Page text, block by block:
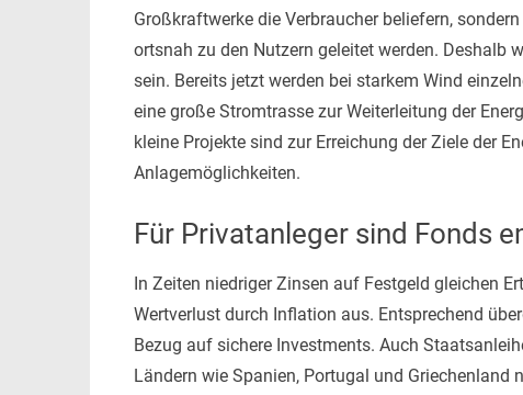
Großkraftwerke die Verbraucher beliefern,
ortsnah zu den Nutzern geleitet werden. Deshalb
sein. Bereits jetzt werden bei starkem Wind
eine große Stromtrasse zur Weiterleitung der
kleine Projekte sind zur Erreichung der Ziele der
Anlagemöglichkeiten.
Für Privatanleger sind Fonds
In Zeiten niedriger Zinsen auf Festgeld gleichen
Wertverlust durch Inflation aus. Entsprechend
Bezug auf sichere Investments. Auch
Ländern wie Spanien, Portugal und Griechenland